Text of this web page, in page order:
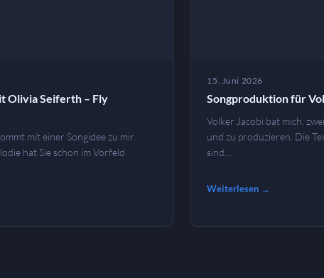
Olivia Seiferth – Fly
mit einer Songidee zu mir.
hat Sie schon im Vorfeld
15. Juni 2026
Songproduktion für
Volker Jacobi bat mich,
und zu produzieren. Die
sind…
Weiterlesen →